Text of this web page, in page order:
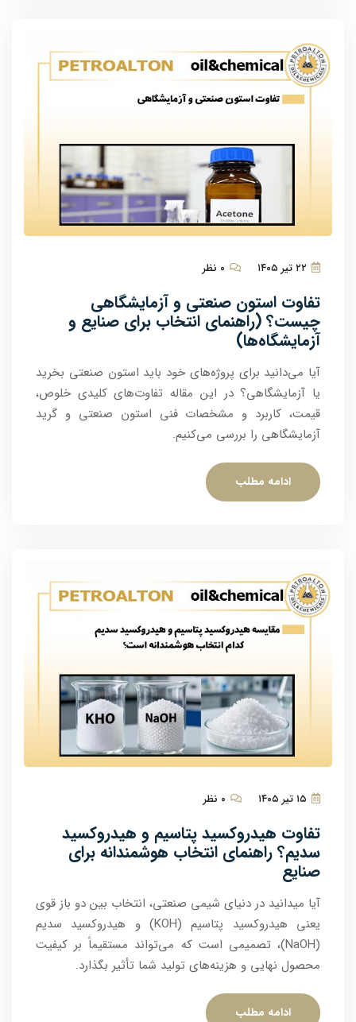
تفاوت استون صنعتی و آزمایشگاهی
چیست؟ (راهنمای انتخاب برای صنایع و
آزمایشگاه‌ها)
آیا می‌دانید برای پروژه‌های خود باید استون صنعتی بخرید
یا آزمایشگاهی؟ در این مقاله تفاوت‌های کلیدی خلوص،
قیمت، کاربرد و مشخصات فنی استون صنعتی و گرید
آزمایشگاهی را بررسی می‌کنیم.
ادامه مطلب
تفاوت هیدروکسید پتاسیم و هیدروکسید
سدیم؟ راهنمای انتخاب هوشمندانه برای
صنایع
آیا میدانید در دنیای شیمی صنعتی، انتخاب بین دو باز قوی
یعنی هیدروکسید پتاسیم (KOH) و هیدروکسید سدیم
(NaOH)، تصمیمی است که می‌تواند مستقیماً بر کیفیت
محصول نهایی و هزینه‌های تولید شما تأثیر بگذارد.
ادامه مطلب